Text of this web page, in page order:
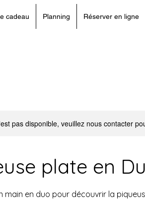
cadeau Planning Réserver en ligne
pas disponible, veuillez nous contacter
plate en
main en duo pour découvrir la